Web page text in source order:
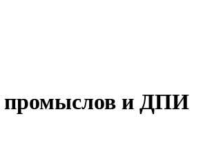
промыслов и ДПИ